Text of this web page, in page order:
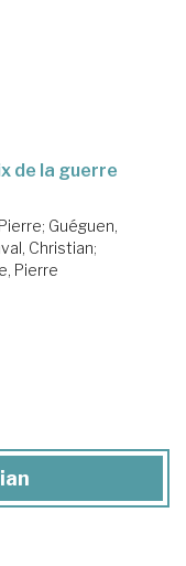
de la guerre
; Guéguen,
Christian;
Pierre